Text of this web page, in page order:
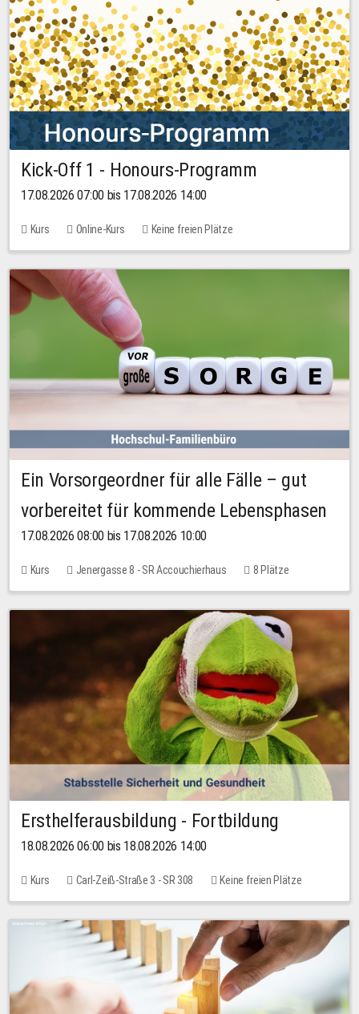
Kick-Off 1 - Honours-Programm
17.08.2026 07:00 bis 17.08.2026 14:00
Kurs Online-Kurs Keine freien Plätze
Ein Vorsorgeordner für alle Fälle – gut
vorbereitet für kommende Lebensphasen
17.08.2026 08:00 bis 17.08.2026 10:00
Kurs Jenergasse 8 - SR Accouchierhaus 8 Plätze
Ersthelferausbildung - Fortbildung
18.08.2026 06:00 bis 18.08.2026 14:00
Kurs Carl-Zeiß-Straße 3 - SR 308 Keine freien Plätze